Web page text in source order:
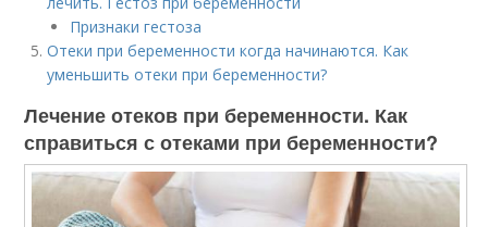
Признаки гестоза
Отеки при беременности когда начинаются. Как
уменьшить отеки при беременности?
Лечение отеков при беременности. Как
справиться с отеками при беременности?